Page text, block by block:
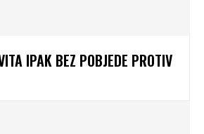
IPAK BEZ POBJEDE PROTIV